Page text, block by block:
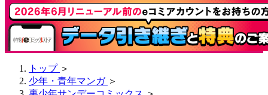
トップ ＞
少年・青年マンガ ＞